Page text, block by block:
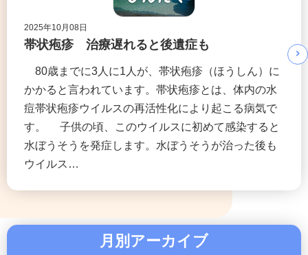
2025年10月08日
帯状疱疹 治療遅れると後遺症も
80歳までに3人に1人が、帯状疱疹（ほうしん）に
かかると言われています。帯状疱疹とは、体内の水
痘帯状疱疹ウイルスの再活性化により起こる病気で
す。 子供の頃、このウイルスに初めて感染すると
水ぼうそうを発症します。水ぼうそうが治った後も
ウイルス…
月別アーカイブ